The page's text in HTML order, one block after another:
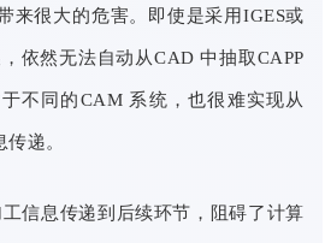
来很大的危害。即使是采用IGES或
依然无法自动从CAD 中抽取CAPP
不同的CAM 系统，也很难实现从
递。
信息传递到后续环节，阻碍了计算